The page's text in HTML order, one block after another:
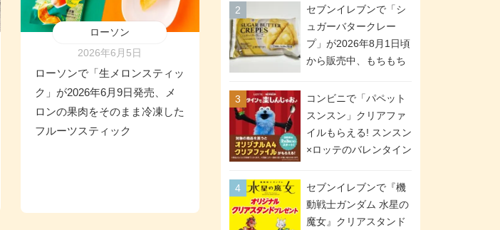
ローソン
2026年6月5日
ローソンで「生メロンスティッ
ク」が2026年6月9日発売、メ
ロンの果肉をそのまま冷凍した
フルーツスティック
などが「揚げ物スーパ
ーセール」でお得に! 各
日16:00 ～ 20:00の4時
間限定で実施。ななチ
メリカンドッグが税抜
セブンイレブンで「シ
ュガーバタークレー
プ」が2026年8月1日頃
から販売中、もちもち
シュガー＆バターをレ
ンジアップで手軽に楽
しめる冷凍食品。2個入
り
コンビニで「パペット
スンスン」クリアファ
イルもらえる! スンスン
×ロッテのバレンタイン
スタート。セブン、フ
ァミマ、ローソンの3社
で異なるデザイン＆対
セブンイレブンで『機
動戦士ガンダム 水星の
魔女』クリアスタンド